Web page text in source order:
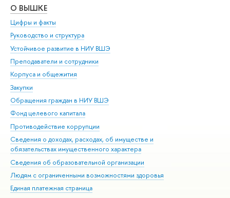
О ВЫШКЕ
Цифры и факты
Руководство и структура
Устойчивое развитие в НИУ ВШЭ
Преподаватели и сотрудники
Корпуса и общежития
Закупки
Обращения граждан в НИУ ВШЭ
Фонд целевого капитала
Противодействие коррупции
Сведения о доходах, расходах, об имуществе и
обязательствах имущественного характера
Сведения об образовательной организации
Людям с ограниченными возможностями здоровья
Единая платежная страница